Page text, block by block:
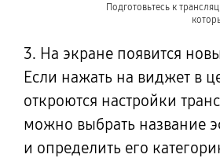
Подготовьтесь к
3. На экране появится
Если нажать на виджет в
откроются настройки
можно выбрать название
и определитьего